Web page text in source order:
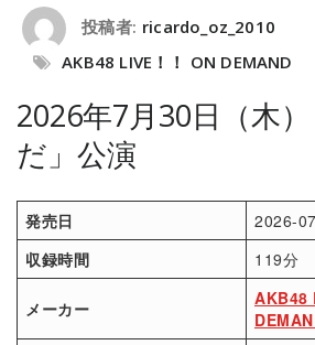
投稿者: ricardo_oz_2010
AKB48 LIVE！！ ON DEMAND
2026年7月30日（木
だ」公演
発売日
2026-
収録時間
119分
メーカー
AKB48